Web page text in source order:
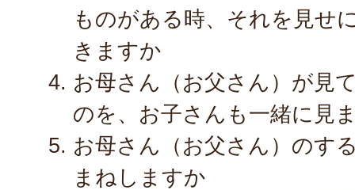
ものがある時、それを見せ
きますか
お母さん（お父さん）が見
のを、お子さんも一緒に見
お母さん（お父さん）のす
まねしますか